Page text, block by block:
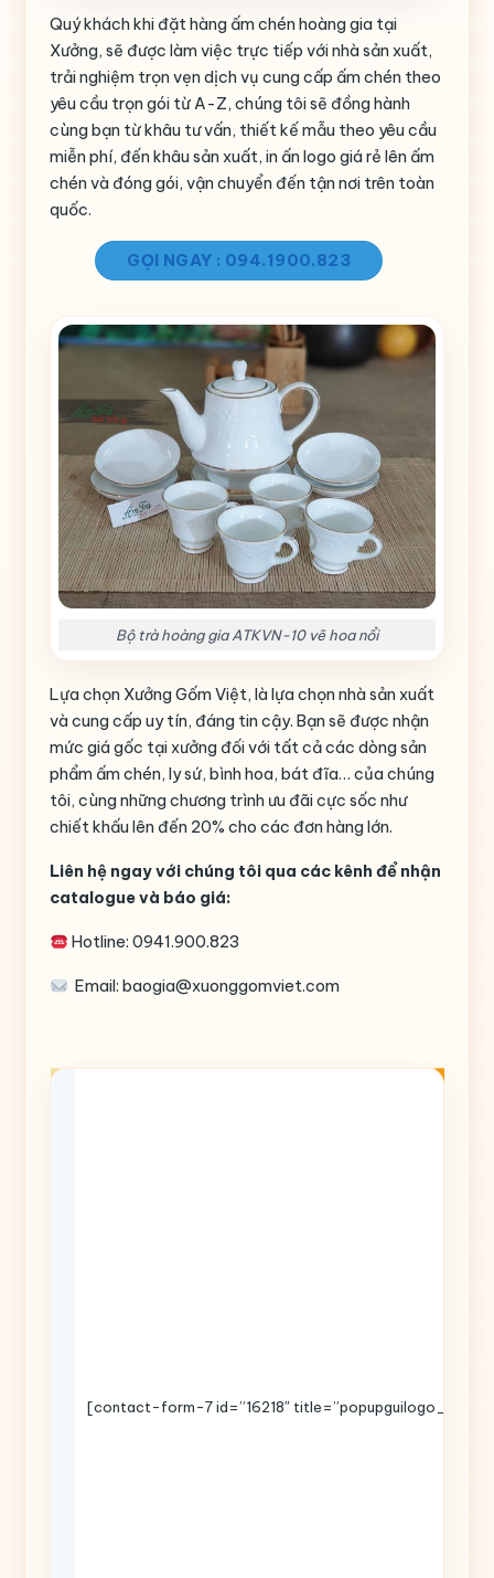
Quý khách khi đặt hàng ấm chén hoàng gia tại
Xưởng, sẽ được làm việc trực tiếp với nhà sản xuất,
trải nghiệm trọn vẹn dịch vụ cung cấp ấm chén theo
yêu cầu trọn gói từ A-Z, chúng tôi sẽ đồng hành
cùng bạn từ khâu tư vấn, thiết kế mẫu theo yêu cầu
miễn phí, đến khâu sản xuất, in ấn logo giá rẻ lên ấm
chén và đóng gói, vận chuyển đến tận nơi trên toàn
quốc.
GỌI NGAY : 094.1900.823
Bộ trà hoàng gia ATKVN-10 vẽ hoa nổi
Lựa chọn Xưởng Gốm Việt, là lựa chọn nhà sản xuất
và cung cấp uy tín, đáng tin cậy. Bạn sẽ được nhận
mức giá gốc tại xưởng đối với tất cả các dòng sản
phẩm ấm chén, ly sứ, bình hoa, bát đĩa… của chúng
tôi, cùng những chương trình ưu đãi cực sốc như
chiết khấu lên đến 20% cho các đơn hàng lớn.
Liên hệ ngay với chúng tôi qua các kênh để nhận
catalogue và báo giá:
Hotline: 0941.900.823
Email: baogia@xuonggomviet.com
[contact-form-7 id=”16218″